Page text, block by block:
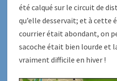
été calqué sur le circuit de
qu’elle desservait; et à cette
courrier était abondant, on
sacoche était bien lourde et
vraiment difficile en hiver !